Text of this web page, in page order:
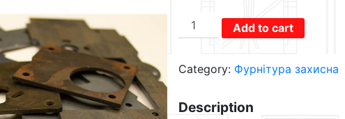
Бронепластина
"DVPride
quantity
Add to cart
Category: Фурнітура захисна
Description